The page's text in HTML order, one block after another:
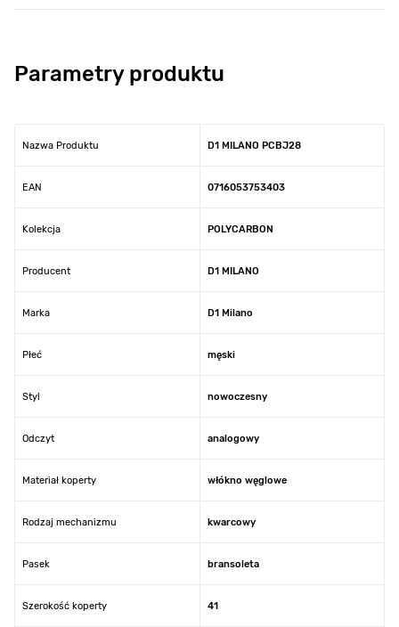
Parametry produktu
Nazwa Produktu D1 MILANO PCBJ28
EAN 0716053753403
Kolekcja POLYCARBON
Producent D1 MILANO
Marka D1 Milano
Płeć męski
Styl nowoczesny
Odczyt analogowy
Materiał koperty włókno węglowe
Rodzaj mechanizmu kwarcowy
Pasek bransoleta
Szerokość koperty 41